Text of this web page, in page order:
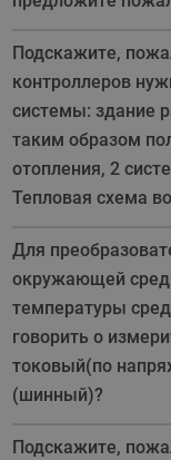
Подскажите,
контроллеров
системы: здание
таким образом
отопления, 2
Тепловая схема
Для
окружающей
температуры
говорить о
токовый(по
(шинный)?
Подскажите,